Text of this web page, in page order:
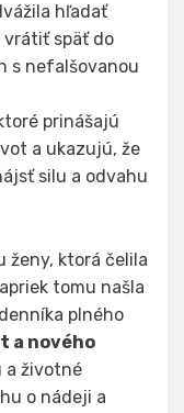
hľadať
vrátiť späť do
s nefalšovanou
prinášajú
a ukazujú, že
silu a odvahu
ženy, ktorá čelila
tomu našla
plného
a nového
a životné
o nádeji a